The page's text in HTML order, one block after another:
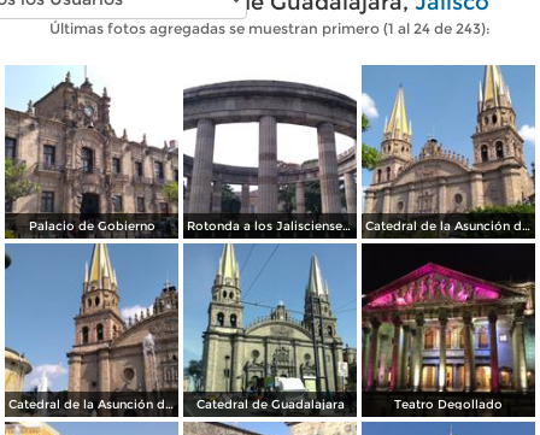
Últimas fotos agregadas se muestran primero (1 al 24 de 243):
Palacio de Gobierno Rotonda a los Jaliscienses Ilustres Catedral de la Asunción de María Santísima
Catedral de la Asunción de María Santísima Catedral de Guadalajara Teatro Degollado